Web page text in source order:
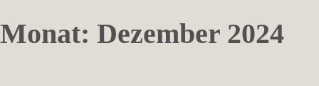
Monat: Dezember 2024